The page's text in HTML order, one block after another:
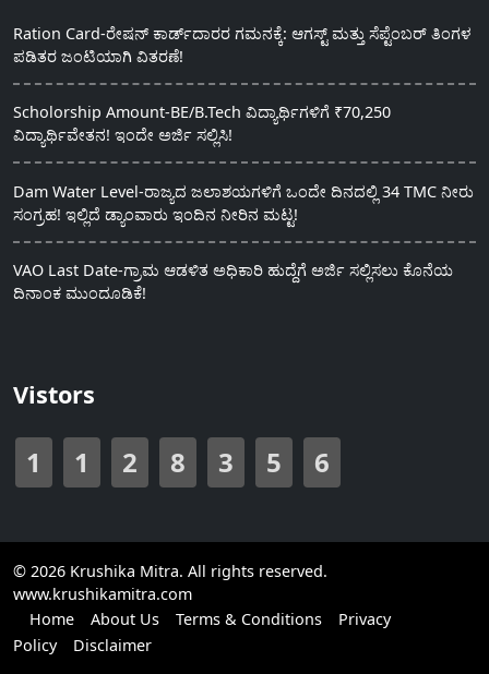
Ration Card-ರೇಷನ್ ಕಾರ್ಡ್‍ದಾರರ ಗಮನಕ್ಕೆ: ಆಗಸ್ಟ್ ಮತ್ತು ಸೆಪ್ಟೆಂಬರ್ ತಿಂಗಳ
ಪಡಿತರ ಜಂಟಿಯಾಗಿ ವಿತರಣೆ!
Scholorship Amount-BE/B.Tech ವಿದ್ಯಾರ್ಥಿಗಳಿಗೆ ₹70,250
ವಿದ್ಯಾರ್ಥಿವೇತನ! ಇಂದೇ ಅರ್ಜಿ ಸಲ್ಲಿಸಿ!
Dam Water Level-ರಾಜ್ಯದ ಜಲಾಶಯಗಳಿಗೆ ಒಂದೇ ದಿನದಲ್ಲಿ 34 TMC ನೀರು
ಸಂಗ್ರಹ! ಇಲ್ಲಿದೆ ಡ್ಯಾಂವಾರು ಇಂದಿನ ನೀರಿನ ಮಟ್ಟ!
VAO Last Date-ಗ್ರಾಮ ಆಡಳಿತ ಅಧಿಕಾರಿ ಹುದ್ದೆಗೆ ಅರ್ಜಿ ಸಲ್ಲಿಸಲು ಕೊನೆಯ
ದಿನಾಂಕ ಮುಂದೂಡಿಕೆ!
Vistors
1 1 2 8 3 5 6
© 2026 Krushika Mitra. All rights reserved.
www.krushikamitra.com
Home
About Us Terms & Conditions
Privacy
Policy
Disclaimer